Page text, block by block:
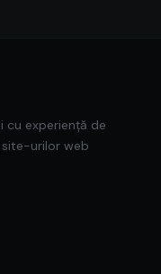
cu experiență de
urilor web